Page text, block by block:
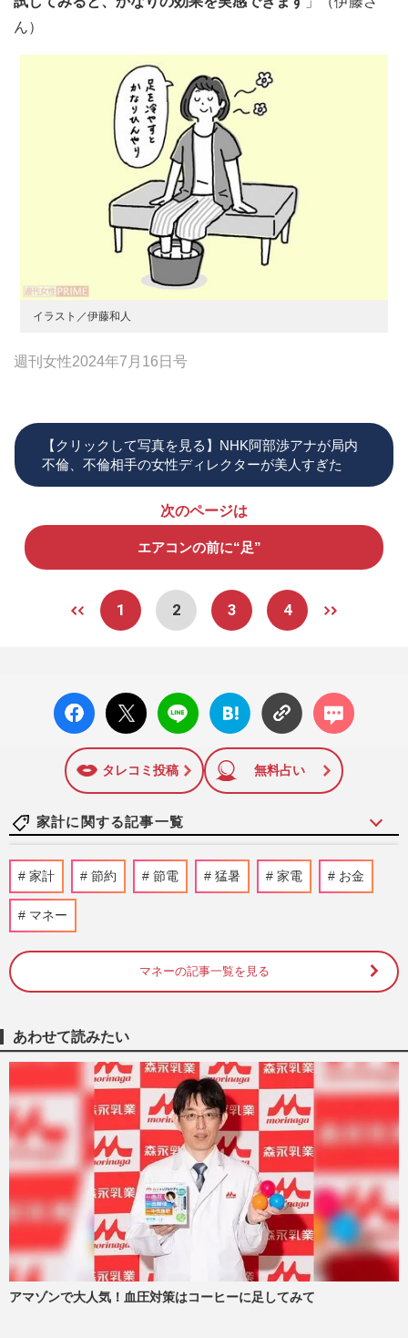
ん）
イラスト／伊藤和人
週刊女性2024年7月16日号
【クリックして写真を見る】NHK阿部渉アナが局内
不倫、不倫相手の女性ディレクターが美人すぎた
次のページは
エアコンの前に“足”
1 2 3 4
facebo
ok い
X ポス
ト
LINE
はてな
ブック
に追加
コメン
ト
タレコミ投稿 無料占い
家計に関する記事一覧
《生活費が浮く優待株14選》年間20万〜
30万円おトクに! 200銘柄保有の“達人主
《預金金利0.5%超も続々》プロが教える
「いつの間にか損」を防ぐ銀行選びと、“3
週刊女性2026年8月11日号
〈夏にやりがちなNG節約〉電気代・食
費・レジャー費の「よかれと思って逆効果
も」…本当にやるべき家計防衛…
週刊女性2026年7月21日号 2026/7/12
猛暑・物価高を乗り切る『おばあちゃんの
知恵袋』ひと手間でお財布にもやさしい、
節約＆エコな“50の習慣”
週刊女性2026年7月7日・14日号 2026/7/5
《スリコ神アイテム》『3COINS』家庭
家計 節約 節電 猛暑 家電 お金
マネー
マネーの記事一覧を見る
あわせて読みたい
アマゾンで大人気！血圧対策はコーヒーに足してみて